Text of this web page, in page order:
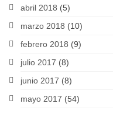
abril 2018 (5)
marzo 2018 (10)
febrero 2018 (9)
julio 2017 (8)
junio 2017 (8)
mayo 2017 (54)